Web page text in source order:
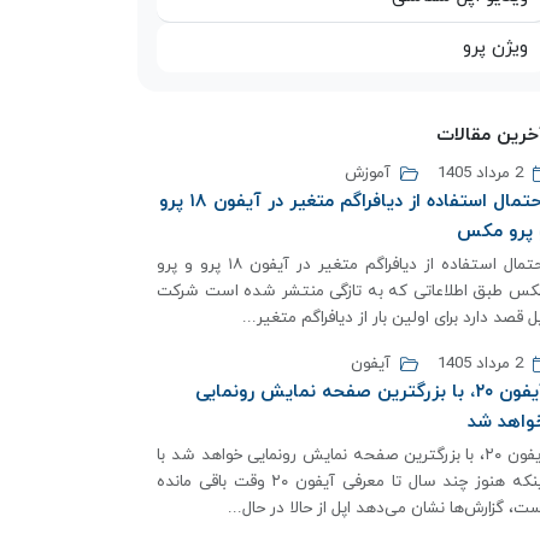
ویژن پرو
مقالات
2 مرداد 1405 آموزش
احتمال استفاده از دیافراگم متغیر در آیفون ۱۸ پرو
پرو مکس
احتمال استفاده از دیافراگم متغیر در آیفون ۱۸ پرو و پرو
طبق اطلاعاتی که به تازگی منتشر شده است شرکت
قصد دارد برای اولین بار از دیافراگم متغیر...
2 مرداد 1405
آیفون
آیفون ۲۰، با بزرگترین صفحه نمایش رونمایی
شد
آیفون ۲۰، با بزرگترین صفحه نمایش رونمایی خواهد شد با
اینکه هنوز چند سال تا معرفی آیفون ۲۰ وقت باقی مانده
گزارش‌ها نشان می‌دهد اپل از حالا در حال...